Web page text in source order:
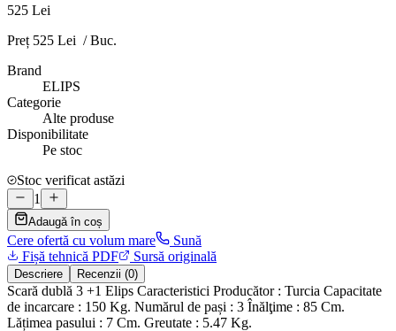
525 Lei
Preț 525 Lei / Buc.
Brand
ELIPS
Categorie
Alte produse
Disponibilitate
Pe stoc
Stoc verificat astăzi
1
Adaugă în coș
Cere ofertă cu volum mare
Sună
Fișă tehnică PDF
Sursă originală
Descriere Recenzii (0)
Scară dublă 3 +1 Elips Caracteristici Producător : Turcia Сapacitate
de incarcare : 150 Kg. Numărul de pași : 3 Înălţime : 85 Cm.
Lățimea pasului : 7 Cm. Greutate : 5.47 Kg.